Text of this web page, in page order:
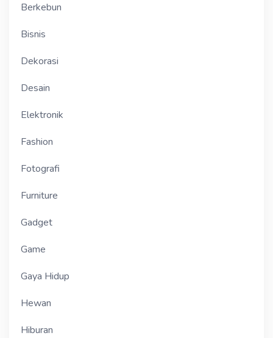
Berkebun
Bisnis
Dekorasi
Desain
Elektronik
Fashion
Fotografi
Furniture
Gadget
Game
Gaya Hidup
Hewan
Hiburan